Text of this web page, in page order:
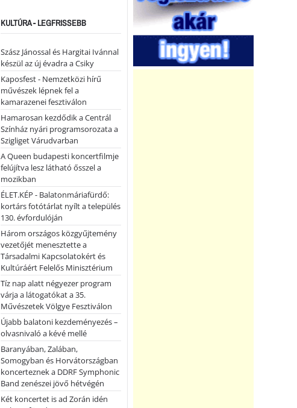
KULTÚRA - LEGFRISSEBB
Szász Jánossal és Hargitai Ivánnal
készül az új évadra a Csiky
Kaposfest - Nemzetközi hírű
művészek lépnek fel a
kamarazenei fesztiválon
Hamarosan kezdődik a Centrál
Színház nyári programsorozata a
Szigliget Várudvarban
A Queen budapesti koncertfilmje
felújítva lesz látható ősszel a
mozikban
ÉLET.KÉP - Balatonmáriafürdő:
kortárs fotótárlat nyílt a település
130. évfordulóján
Három országos közgyűjtemény
vezetőjét menesztette a
Társadalmi Kapcsolatokért és
Kultúráért Felelős Minisztérium
Tíz nap alatt négyezer program
várja a látogatókat a 35.
Művészetek Völgye Fesztiválon
Újabb balatoni kezdeményezés –
olvasnivaló a kévé mellé
Baranyában, Zalában,
Somogyban és Horvátországban
koncerteznek a DDRF Symphonic
Band zenészei jövő hétvégén
Két koncertet is ad Zorán idén